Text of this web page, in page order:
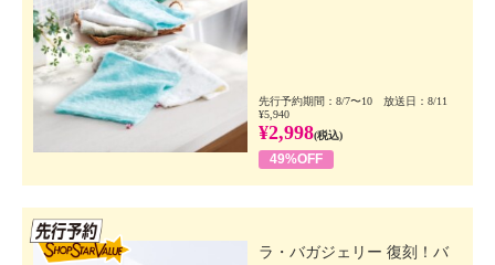
先行予約期間：8/7〜10 放送日：8/11
¥5,940
¥2,998(税込)
49%OFF
ラ・バガジェリー 復刻！バ